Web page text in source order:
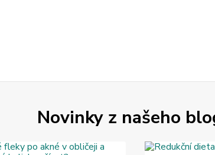
Novinky z našeho